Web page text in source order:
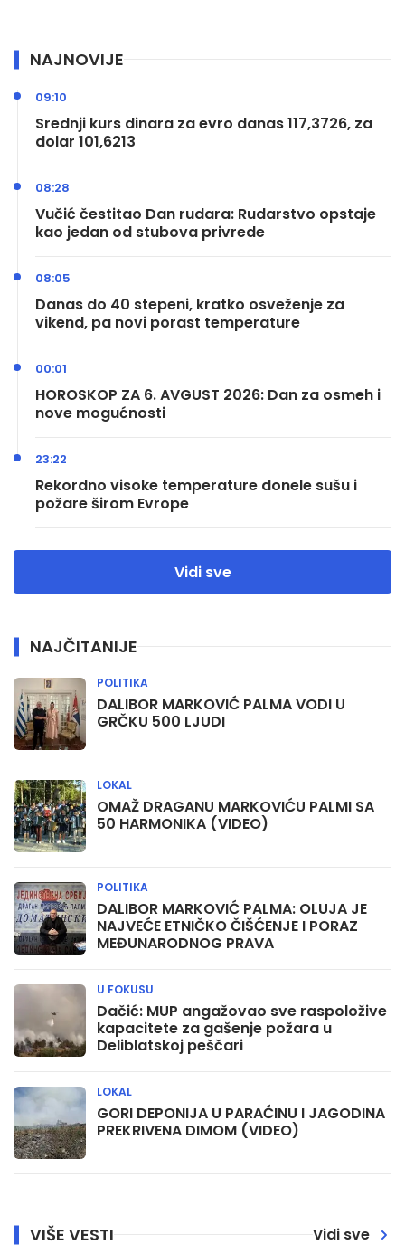
NAJNOVIJE
Srednji kurs dinara za evro danas 117,3726, za
dolar 101,6213
09:10
Vučić čestitao Dan rudara: Rudarstvo opstaje
kao jedan od stubova privrede
08:28
Danas do 40 stepeni, kratko osveženje za
vikend, pa novi porast temperature
08:05
HOROSKOP ZA 6. AVGUST 2026: Dan za osmeh i
nove mogućnosti
00:01
Rekordno visoke temperature donele sušu i
požare širom Evrope
23:22
Vidi sve
NAJČITANIJE
DALIBOR MARKOVIĆ PALMA VODI U
GRČKU 500 LJUDI
POLITIKA
OMAŽ DRAGANU MARKOVIĆU PALMI SA
50 HARMONIKA (VIDEO)
LOKAL
DALIBOR MARKOVIĆ PALMA: OLUJA JE
NAJVEĆE ETNIČKO ČIŠĆENJE I PORAZ
MEĐUNARODNOG PRAVA
POLITIKA
Dačić: MUP angažovao sve raspoložive
kapacitete za gašenje požara u
Deliblatskoj peščari
U FOKUSU
GORI DEPONIJA U PARAĆINU I JAGODINA
PREKRIVENA DIMOM (VIDEO)
LOKAL
VIŠE VESTI Vidi sve